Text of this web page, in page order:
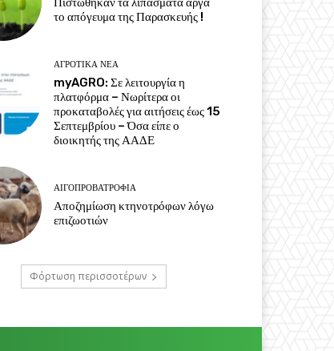
το απόγευμα της Παρασκευής !
ΑΓΡΟΤΙΚΆ ΝΈΑ
myAGRO: Σε λειτουργία η
πλατφόρμα – Νωρίτερα οι
προκαταβολές για αιτήσεις έως 15
Σεπτεμβρίου – Όσα είπε ο
διοικητής της ΑΑΔΕ
ΑΙΓΟΠΡΟΒΑΤΡΟΦΊΑ
Αποζημίωση κτηνοτρόφων λόγω
επιζωοτιών
Φόρτωση περισσοτέρων